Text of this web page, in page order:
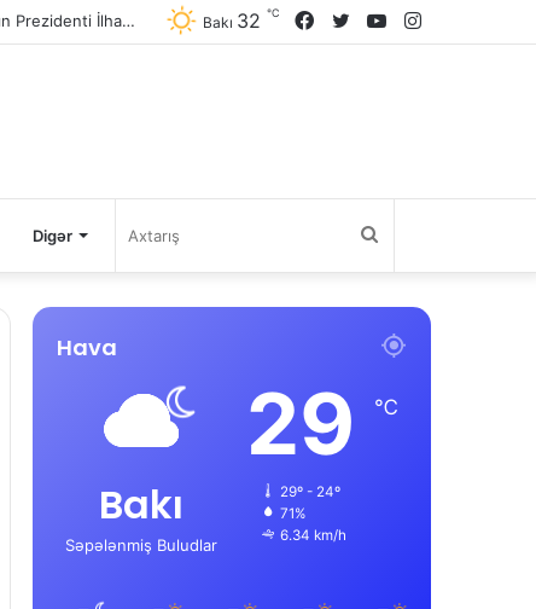
Avqustun 8-də Ermənistan Respublikasının Baş naziri Nikol Paşinyan Azərbaycan Respublikasının Prezidenti İlham Əliyevə zəng edib YouTube
Twitter
Facebook
Bakı 32 ℃
Digər Axtarış
Hava
Bakı
Səpələnmiş Buludlar
29 ℃
29º - 24º
71%
6.34 km/h